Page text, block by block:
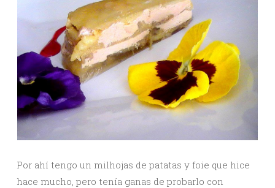
Por ahí tengo un milhojas de patatas y foie que hice
hace mucho, pero tenía ganas de probarlo con